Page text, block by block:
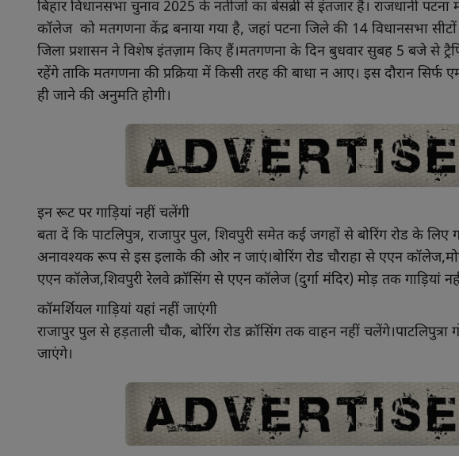
बिहार विधानसभा चुनाव 2025 के नतीजों का बेसब्री से इंतजार है। राजधानी
कॉलेज को मतगणना केंद्र बनाया गया है, जहां पटना जिले की 14 विधानसभा
जिला प्रशासन ने विशेष इंतज़ाम किए हैं।मतगणना के दिन बुधवार सुबह 5 बजे से
रहेंगे ताकि मतगणना की प्रक्रिया में किसी तरह की बाधा न आए। इस दौरान
ही जाने की अनुमति होगी।
इन रूट पर गाड़ियां नहीं चलेंगी
बता दें कि पाटलिपुत्र, राजापुर पुल, शिवपुरी समेत कई जगहों से बोरिंग रोड के
अनावश्यक रूप से इस इलाके की ओर न जाएं।बोरिंग रोड चौराहा से एएन
एएन कॉलेज,शिवपुरी रेलवे क्रॉसिंग से एएन कॉलेज (दुर्गा मंदिर) मोड़ तक गाड़ियां
कॉमर्शियल गाड़ियां यहां नहीं जाएंगी
राजापुर पुल से हड़ताली चौक, बोरिंग रोड क्रॉसिंग तक वाहन नहीं
जाएंगे।